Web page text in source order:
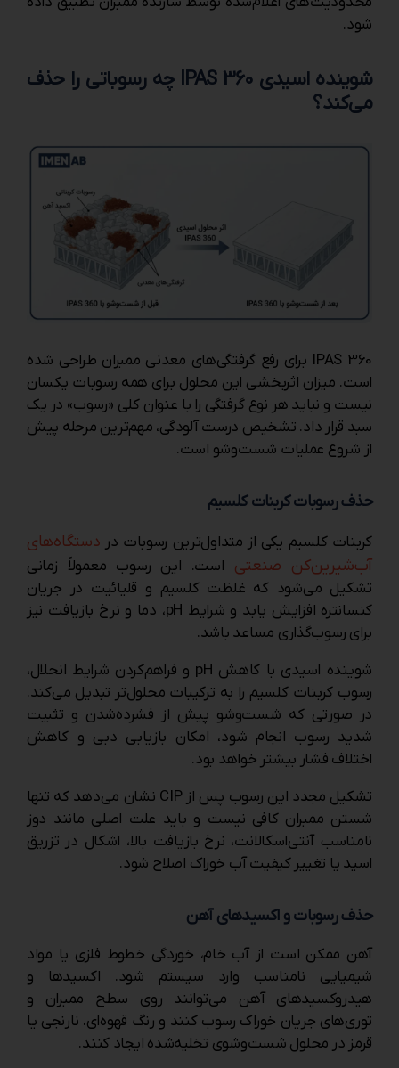
شود.
شوینده اسیدی IPAS 360 چه رسوباتی را حذف
می‌کند؟
IPAS 360 برای رفع گرفتگی‌های معدنی ممبران طراحی شده
است. میزان اثربخشی این محلول برای همه رسوبات یکسان
نیست و نباید هر نوع گرفتگی را با عنوان کلی «رسوب» در یک
سبد قرار داد. تشخیص درست آلودگی، مهم‌ترین مرحله پیش
از شروع عملیات شست‌وشو است.
حذف رسوبات کربنات کلسیم
کربنات کلسیم یکی از متداول‌ترین رسوبات در دستگاه‌های
آب‌شیرین‌کن صنعتی است. این رسوب معمولاً زمانی
تشکیل می‌شود که غلظت کلسیم و قلیائیت در جریان
کنسانتره افزایش یابد و شرایط pH، دما و نرخ بازیافت نیز
برای رسوب‌گذاری مساعد باشد.
شوینده اسیدی با کاهش pH و فراهم‌کردن شرایط انحلال،
رسوب کربنات کلسیم را به ترکیبات محلول‌تر تبدیل می‌کند.
در صورتی که شست‌وشو پیش از فشرده‌شدن و تثبیت
شدید رسوب انجام شود، امکان بازیابی دبی و کاهش
اختلاف فشار بیشتر خواهد بود.
تشکیل مجدد این رسوب پس از CIP نشان می‌دهد که تنها
شستن ممبران کافی نیست و باید علت اصلی مانند دوز
نامناسب آنتی‌اسکالانت، نرخ بازیافت بالا، اشکال در تزریق
اسید یا تغییر کیفیت آب خوراک اصلاح شود.
حذف رسوبات و اکسیدهای آهن
آهن ممکن است از آب خام، خوردگی خطوط فلزی یا مواد
شیمیایی نامناسب وارد سیستم شود. اکسیدها و
هیدروکسیدهای آهن می‌توانند روی سطح ممبران و
توری‌های جریان خوراک رسوب کنند و رنگ قهوه‌ای، نارنجی یا
قرمز در محلول شست‌وشوی تخلیه‌شده ایجاد کنند.